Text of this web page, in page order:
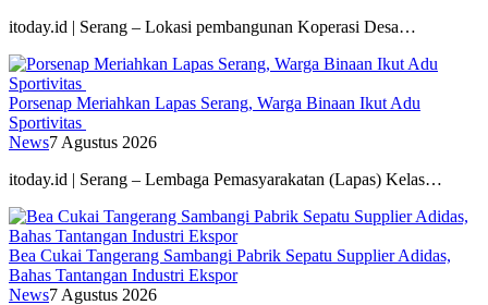
itoday.id | Serang – Lokasi pembangunan Koperasi Desa…
Porsenap Meriahkan Lapas Serang, Warga Binaan Ikut Adu
Sportivitas
News7 Agustus 2026
itoday.id | Serang – Lembaga Pemasyarakatan (Lapas) Kelas…
Bea Cukai Tangerang Sambangi Pabrik Sepatu Supplier Adidas,
Bahas Tantangan Industri Ekspor
News7 Agustus 2026